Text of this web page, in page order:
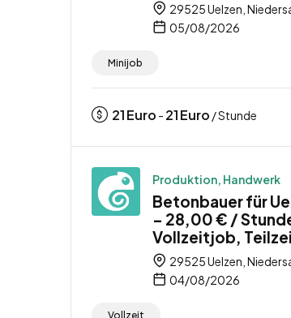
29525 Uelzen,
05/08/2026
Minijob
21Euro - 21Euro / Stunde
Produktion, Handwerk
Betonbauer für
– 28,00 € /
Vollzeitjob,
29525 Uelzen,
04/08/2026
Vollzeit